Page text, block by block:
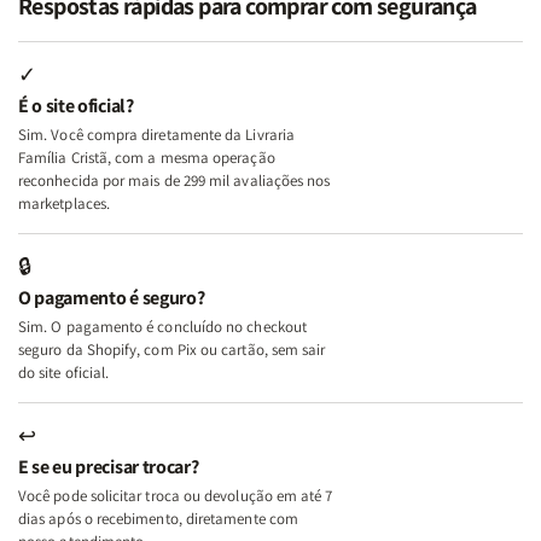
Minhas
Lutas
e
Deus
+
A
Mulher
Lar
Minhas
Lutas
+
A
Lar
Mulher
Segundo
Mulher
Segundo
✓
É o site oficial?
Sim. Você compra diretamente da Livraria
Família Cristã, com a mesma operação
reconhecida por mais de 299 mil avaliações nos
marketplaces.
🔒
O pagamento é seguro?
Sim. O pagamento é concluído no checkout
seguro da Shopify, com Pix ou cartão, sem sair
do site oficial.
↩
E se eu precisar trocar?
Você pode solicitar troca ou devolução em até 7
dias após o recebimento, diretamente com